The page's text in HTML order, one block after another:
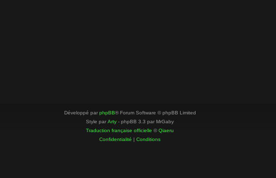
Développé par phpBB® Forum Software © phpBB Limited
Style par Arty - phpBB 3.3 par MrGaby
Traduction française officielle ©Qiaeru
Confidentialité | Conditions